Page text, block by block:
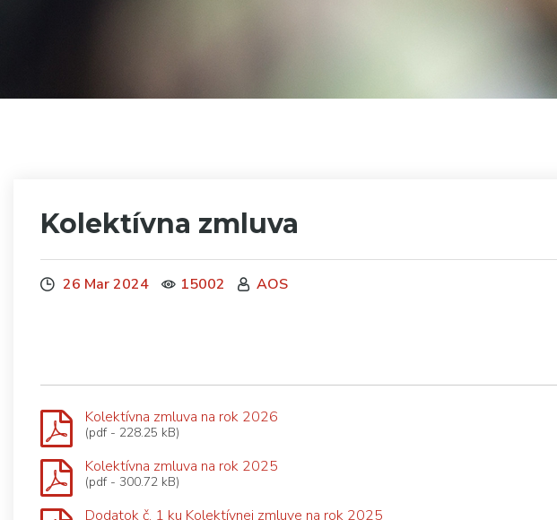
Kolektívna zmluva
26 Mar 2024 15002 AOS
Kolektívna zmluva na rok 2026
(pdf - 228.25 kB)
Kolektívna zmluva na rok 2025
(pdf - 300.72 kB)
Dodatok č. 1 ku Kolektívnej zmluve na rok 2025